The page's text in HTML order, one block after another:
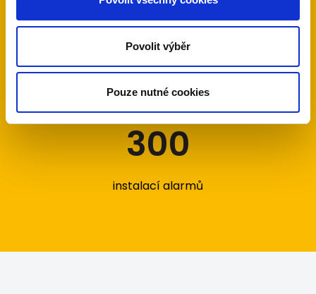
Povolit výběr
Pouze nutné cookies
let zkušeností
300
instalací alarmů